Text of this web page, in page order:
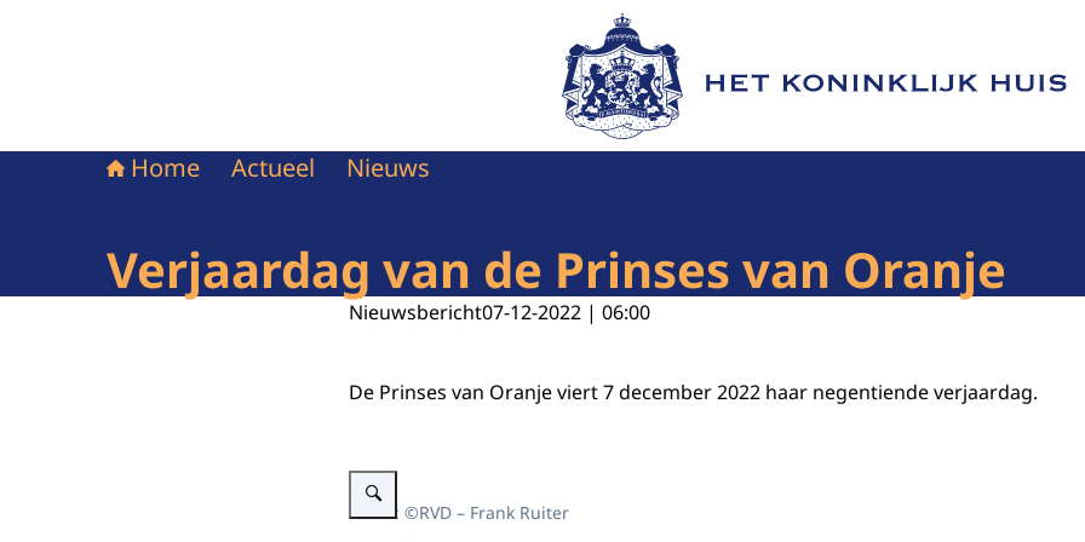
Naar de homepage van Het Koninklijk Huis
Home Actueel Nieuws
Verjaardag van de Prinses van Oranje
Nieuwsbericht07-12-2022 | 06:00
De Prinses van Oranje viert 7 december 2022 haar negentiende verjaardag.
Vergroot afbeelding De Prinses van Oranje
Beeld: ©RVD – Frank Ruiter